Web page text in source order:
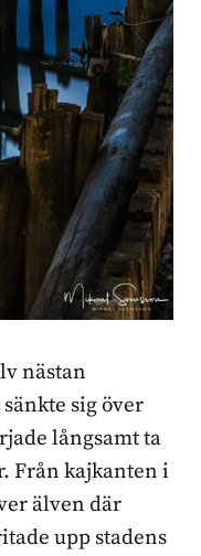
nästan
sig över
långsamt ta
Från kajkanten i
älven där
upp stadens